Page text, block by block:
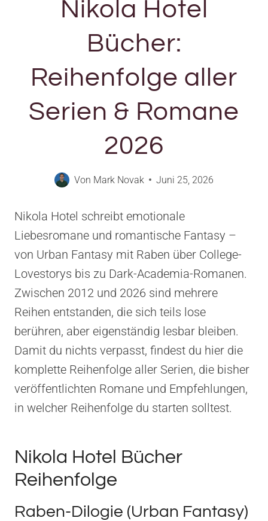
Nikola Hotel
Bücher:
Reihenfolge aller
Serien & Romane
2026
Von Mark Novak Juni 25, 2026
Nikola Hotel schreibt emotionale
Liebesromane und romantische Fantasy –
von Urban Fantasy mit Raben über College-
Lovestorys bis zu Dark-Academia-Romanen.
Zwischen 2012 und 2026 sind mehrere
Reihen entstanden, die sich teils lose
berühren, aber eigenständig lesbar bleiben.
Damit du nichts verpasst, findest du hier die
komplette Reihenfolge aller Serien, die bisher
veröffentlichten Romane und Empfehlungen,
in welcher Reihenfolge du starten solltest.
Nikola Hotel Bücher
Reihenfolge
Raben-Dilogie (Urban Fantasy)